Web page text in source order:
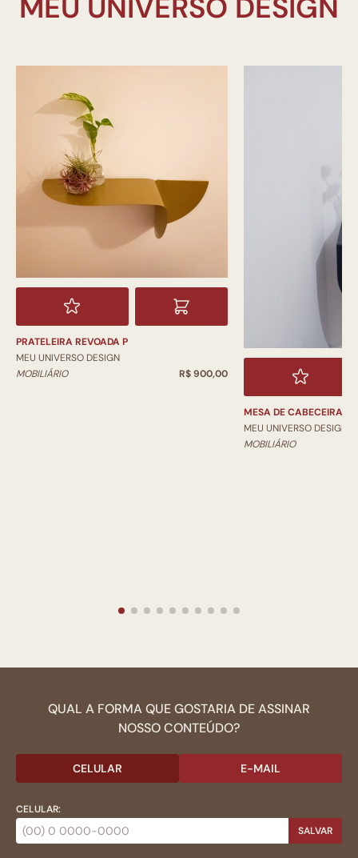
PRATELEIRA REVOADA P
MEU UNIVERSO DESIGN
MOBILIÁRIO
R$ 900,00
MESA DE CABECEIRA
MEU UNIVERSO DESIGN
MOBILIÁRIO
QUAL A FORMA QUE GOSTARIA DE ASSINAR
NOSSO CONTEÚDO?
CELULAR E-MAIL
CELULAR:
SALVAR